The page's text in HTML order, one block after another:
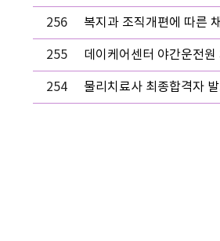
256 복지과 조직개편에 따른
255 데이케어센터 야간운전원
254 물리치료사 최종합격자